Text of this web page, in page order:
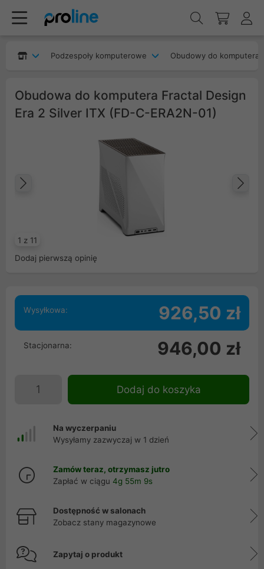
Podzespoły komputerowe Obudowy do komputera
Obudowa do komputera Fractal Design
Era 2 Silver ITX (FD-C-ERA2N-01)
1 z 11
Dodaj pierwszą opinię
Wysyłkowa: 926,50 zł
Stacjonarna: 946,00 zł
Dodaj do koszyka
Na wyczerpaniu
Wysyłamy zazwyczaj w 1 dzień
Zamów teraz, otrzymasz jutro
Zapłać w ciągu 4g 55m 8s
Dostępność w salonach
Zobacz stany magazynowe
Zapytaj o produkt